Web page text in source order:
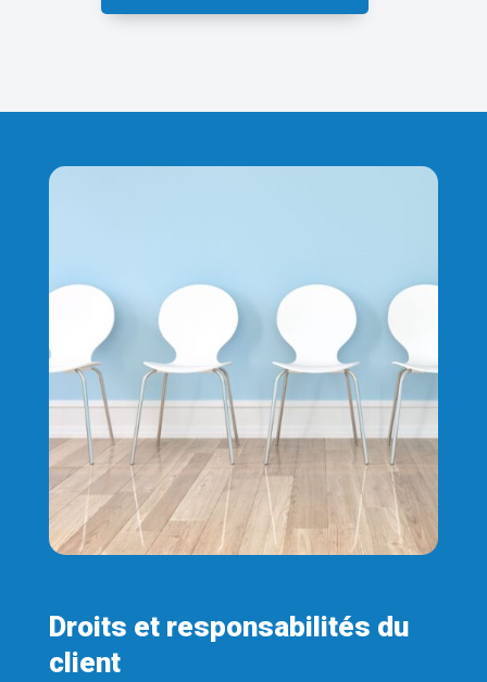
Droits et responsabilités du
client